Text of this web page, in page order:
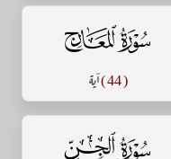
سورة المعارج
( 44 ) آية
سورة الجن